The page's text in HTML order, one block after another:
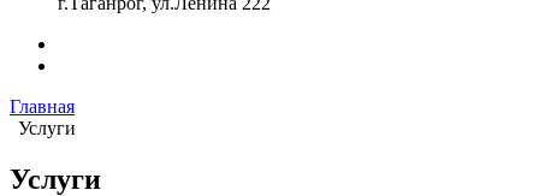
Главная
Услуги
Услуги